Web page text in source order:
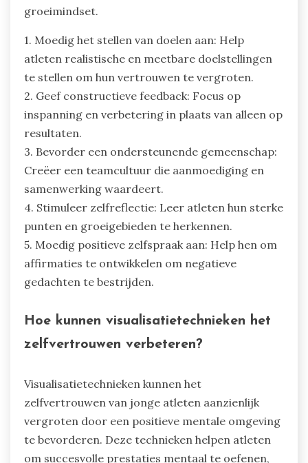
groeimindset.
1. Moedig het stellen van doelen aan: Help
atleten realistische en meetbare doelstellingen
te stellen om hun vertrouwen te vergroten.
2. Geef constructieve feedback: Focus op
inspanning en verbetering in plaats van alleen op
resultaten.
3. Bevorder een ondersteunende gemeenschap:
Creëer een teamcultuur die aanmoediging en
samenwerking waardeert.
4. Stimuleer zelfreflectie: Leer atleten hun sterke
punten en groeigebieden te herkennen.
5. Moedig positieve zelfspraak aan: Help hen om
affirmaties te ontwikkelen om negatieve
gedachten te bestrijden.
Hoe kunnen visualisatietechnieken het
zelfvertrouwen verbeteren?
Visualisatietechnieken kunnen het
zelfvertrouwen van jonge atleten aanzienlijk
vergroten door een positieve mentale omgeving
te bevorderen. Deze technieken helpen atleten
om succesvolle prestaties mentaal te oefenen,